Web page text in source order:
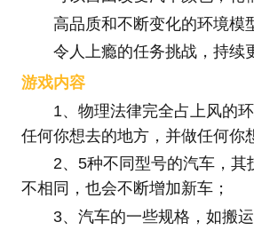
高品质和不断变化的环境模
令人上瘾的任务挑战，持续
游戏内容
1、物理法律完全占上风的
任何你想去的地方，并做任何你
2、5种不同型号的汽车，其
不相同，也会不断增加新车；
3、汽车的一些规格，如搬